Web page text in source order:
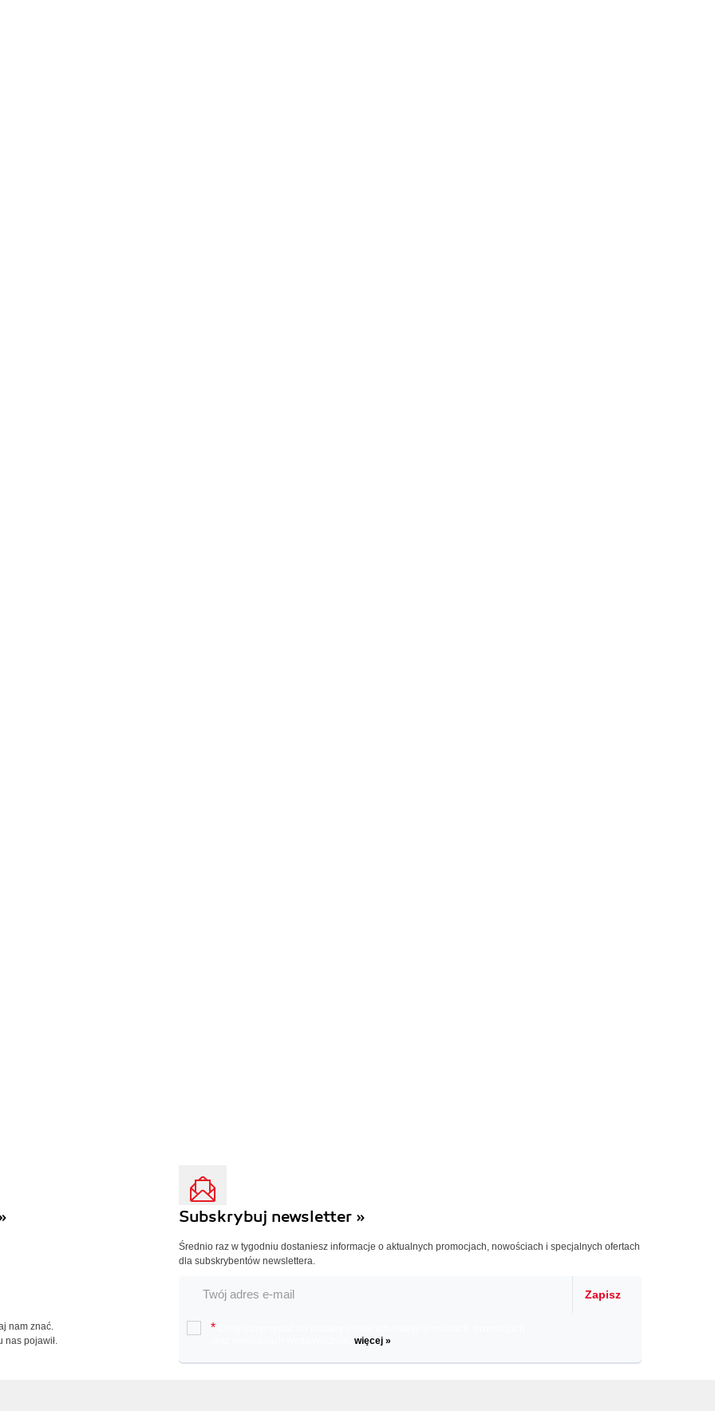
nam znać.
nas pojawił.
Subskrybuj newsletter »
Średnio raz w tygodniu dostaniesz informacje o aktualnych promocjach, nowościach i specjalnych ofertach
dla subskrybentów newslettera.
Zapisz
*
więcej »